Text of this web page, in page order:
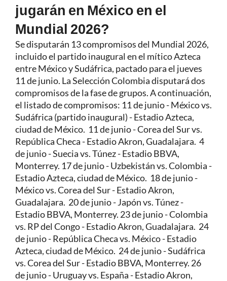
jugarán en México en el
Mundial 2026?
Se disputarán 13 compromisos del Mundial 2026,
incluido el partido inaugural en el mítico Azteca
entre México y Sudáfrica, pactado para el jueves
11 de junio. La Selección Colombia disputará dos
compromisos de la fase de grupos. A continuación,
el listado de compromisos: 11 de junio - México vs.
Sudáfrica (partido inaugural) - Estadio Azteca,
ciudad de México. 11 de junio - Corea del Sur vs.
República Checa - Estadio Akron, Guadalajara. 4
de junio - Suecia vs. Túnez - Estadio BBVA,
Monterrey. 17 de junio - Uzbekistán vs. Colombia -
Estadio Azteca, ciudad de México. 18 de junio -
México vs. Corea del Sur - Estadio Akron,
Guadalajara. 20 de junio - Japón vs. Túnez -
Estadio BBVA, Monterrey. 23 de junio - Colombia
vs. RP del Congo - Estadio Akron, Guadalajara. 24
de junio - República Checa vs. México - Estadio
Azteca, ciudad de México. 24 de junio - Sudáfrica
vs. Corea del Sur - Estadio BBVA, Monterrey. 26
de junio - Uruguay vs. España - Estadio Akron,